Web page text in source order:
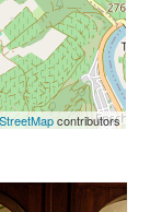
contributors